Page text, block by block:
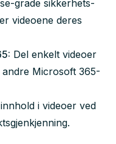
grade sikkerhets-
videoene deres
Del enkelt videoer
Microsoft 365-
i videoer ved